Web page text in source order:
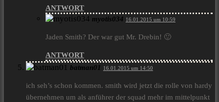
ANTWORT
myotis034 16.01.2015 um 10:59
Jaden Smith? Der war gut Mr. Drebin! 🙂
ANTWORT
batman01 16.01.2015 um 14:50
ich seh’s schon kommen. smith wird jetzt die rolle von hardy
übernehmen um als anführer der squad mehr im mittelpunkt